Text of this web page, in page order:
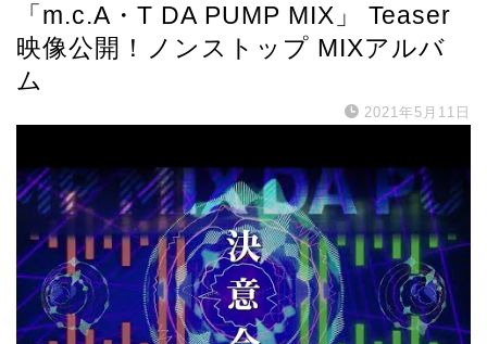
「m.c.A・T DA PUMP MIX」 Teaser
映像公開！ノンストップ MIXアルバ
ム
2021年5月11日